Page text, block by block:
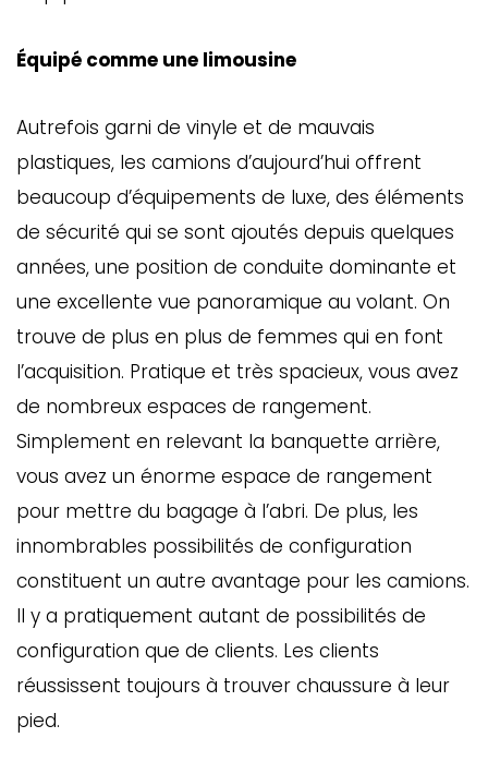
Équipé comme une limousine
Autrefois garni de vinyle et de mauvais
plastiques, les camions d’aujourd’hui offrent
beaucoup d’équipements de luxe, des éléments
de sécurité qui se sont ajoutés depuis quelques
années, une position de conduite dominante et
une excellente vue panoramique au volant. On
trouve de plus en plus de femmes qui en font
l’acquisition. Pratique et très spacieux, vous avez
de nombreux espaces de rangement.
Simplement en relevant la banquette arrière,
vous avez un énorme espace de rangement
pour mettre du bagage à l’abri. De plus, les
innombrables possibilités de configuration
constituent un autre avantage pour les camions.
Il y a pratiquement autant de possibilités de
configuration que de clients. Les clients
réussissent toujours à trouver chaussure à leur
pied.